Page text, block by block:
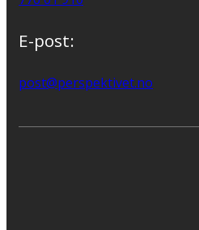
E-post:
post@perspektivet.no